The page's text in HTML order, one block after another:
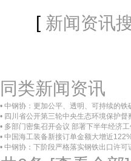
[ 新闻资讯
同类新闻资讯
• 中钢协：更加公平、透明、可持续的铁
• 四川省公开第三轮中央生态环境保护督
• 多部门密集召开会议 部署下半年经济工
• 中国海工装备新接订单金额大增近
• 中钢协：下阶段严格落实钢铁出口许可